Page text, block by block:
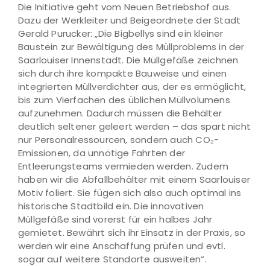
Die Initiative geht vom Neuen Betriebshof aus.
Dazu der Werkleiter und Beigeordnete der Stadt
Gerald Purucker: „Die Bigbellys sind ein kleiner
Baustein zur Bewältigung des Müllproblems in der
Saarlouiser Innenstadt. Die Müllgefäße zeichnen
sich durch ihre kompakte Bauweise und einen
integrierten Müllverdichter aus, der es ermöglicht,
bis zum Vierfachen des üblichen Müllvolumens
aufzunehmen. Dadurch müssen die Behälter
deutlich seltener geleert werden – das spart nicht
nur Personalressourcen, sondern auch CO₂-
Emissionen, da unnötige Fahrten der
Entleerungsteams vermieden werden. Zudem
haben wir die Abfallbehälter mit einem Saarlouiser
Motiv foliert. Sie fügen sich also auch optimal ins
historische Stadtbild ein. Die innovativen
Müllgefäße sind vorerst für ein halbes Jahr
gemietet. Bewährt sich ihr Einsatz in der Praxis, so
werden wir eine Anschaffung prüfen und evtl.
sogar auf weitere Standorte ausweiten“.